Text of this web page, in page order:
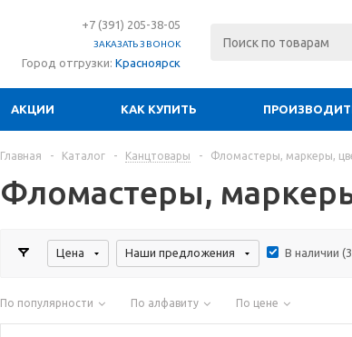
+7 (391) 205-38-05
ЗАКАЗАТЬ ЗВОНОК
Город отгрузки: Красноярск
АКЦИИ КАК КУПИТЬ
Главная - Каталог - Канцтовары - Фломастеры, маркеры,
Фломастеры,
Цена Наши предложения В наличии (
По популярности По алфавиту По цене